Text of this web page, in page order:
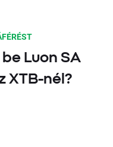
Luon SA
XTB-nél?